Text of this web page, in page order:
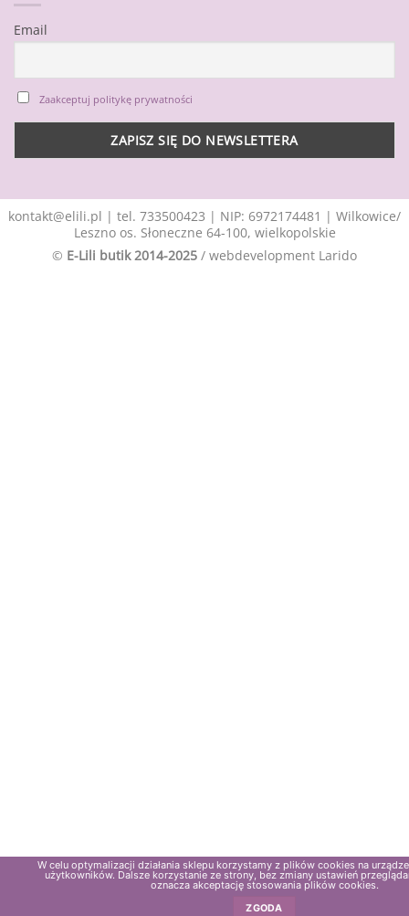
Email
Zaakceptuj politykę prywatności
kontakt@elili.pl | tel. 733500423 | NIP: 6972174481 | Wilkowice/
Leszno os. Słoneczne 64-100, wielkopolskie
© E-Lili butik 2014-2025 / webdevelopment Larido
W celu optymalizacji działania sklepu korzystamy z plików cookies na
użytkowników. Dalsze korzystanie ze strony, bez zmiany ustawień
oznacza akceptację stosowania plików cookies.
ZGODA